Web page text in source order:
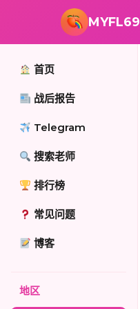
跳转到主要内容
MYFL69
首页
战后报告
Telegram
搜索老师
排行榜
常见问题
博客
地区